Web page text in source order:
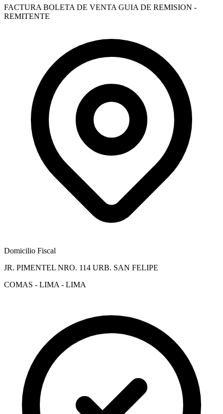
FACTURA BOLETA DE VENTA GUIA DE REMISION -
REMITENTE
Domicilio Fiscal
JR. PIMENTEL NRO. 114 URB. SAN FELIPE
COMAS - LIMA - LIMA